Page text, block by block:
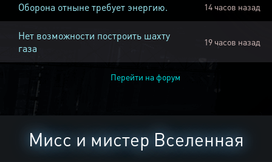
Оборона отныне требует энергию. 14 часов назад
Нет возможности построить шахту
газа
19 часов назад
Перейти на форум
Мисс и мистер Вселенная